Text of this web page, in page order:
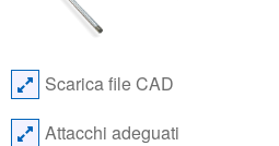
Scarica file CAD
Attacchi adeguati